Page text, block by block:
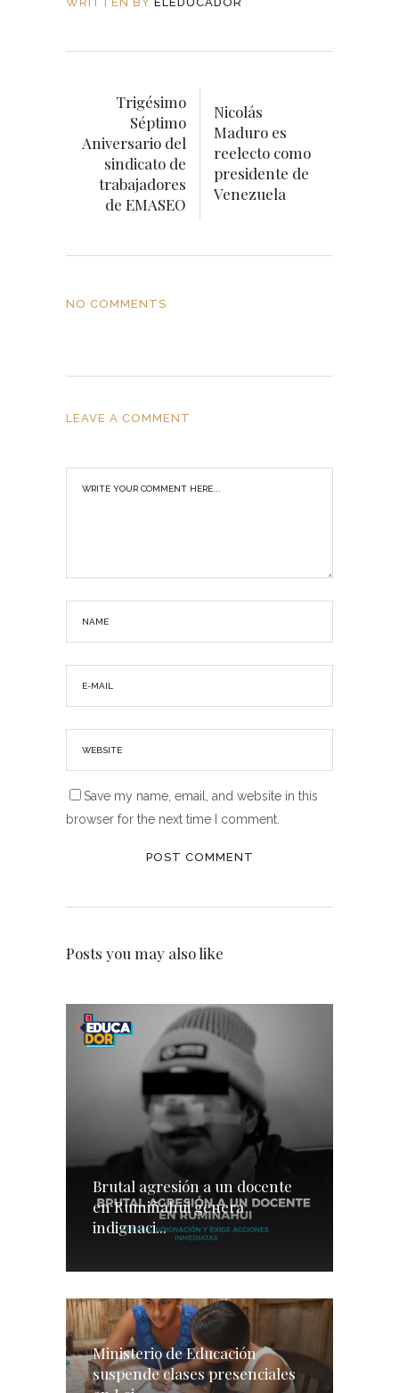
Trigésimo
Séptimo
Aniversario del
sindicato de
trabajadores
de EMASEO
Nicolás
Maduro es
reelecto como
presidente de
Venezuela
NO COMMENTS
LEAVE A COMMENT
Save my name, email, and website in this
browser for the next time I comment.
Posts you may also like
Brutal agresión a un docente
en Rumiñahui genera
indignaci...
Ministerio de Educación
suspende clases presenciales